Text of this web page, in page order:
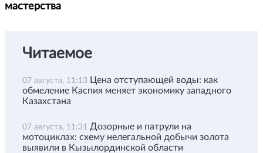
мастерства
Читаемое
07 августа, 11:13 Цена отступающей воды: как
обмеление Каспия меняет экономику западного
Казахстана
07 августа, 11:31 Дозорные и патрули на
мотоциклах: схему нелегальной добычи золота
выявили в Кызылординской области